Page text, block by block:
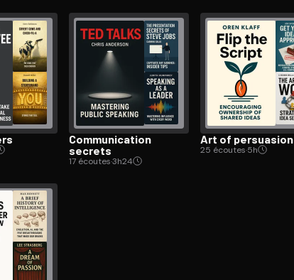
Com­mu­ni­ca­tion
secrets
17 écoutes·3h24
Art of persuasion
25 écoutes·5h